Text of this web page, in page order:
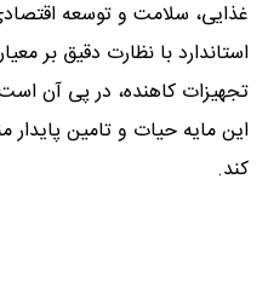
غذایی، سلامت و توسعه
استاندارد با نظارت دقیق بر
تجهیزات کاهنده، در پی آن
این مایه حیات و تامین پایدار
کند.